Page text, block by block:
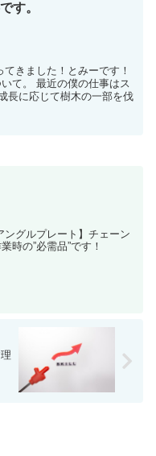
す。
きました！とみーです！
て。 最近の僕の仕事はス
長に応じて樹木の一部を伐
ングルプレート】チェーン
時の”必需品”です！